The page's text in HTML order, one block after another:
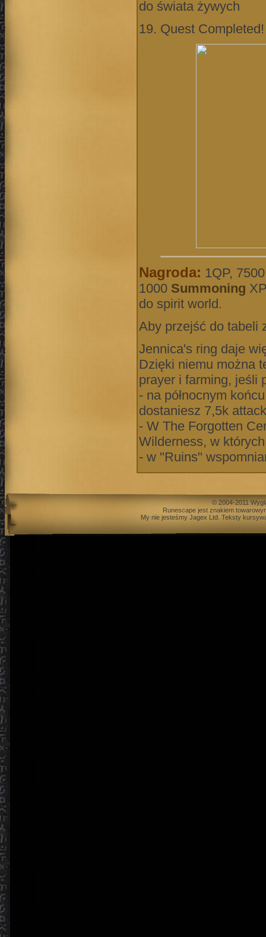
do świata żywych
19. Quest Completed!
Nagroda: 1QP,
1000 Summoning
do spirit world.
Aby przejść do tabeli
Jennica's ring daje
Dzięki niemu można
prayer i farming, jeśli
- na północnym
dostaniesz 7,5k
- W The Forgotten
Wilderness, w
- w "Ruins"
© 2004-2011
Runescape jest znakiem
My nie jesteśmy Jagex Ltd. Teksty